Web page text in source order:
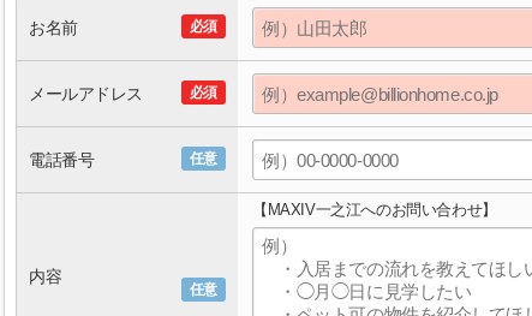
必須
お名前
必須
メールアドレス
任意
電話番号
任意
内容
【MAXIV一之江へのお問い合わせ】